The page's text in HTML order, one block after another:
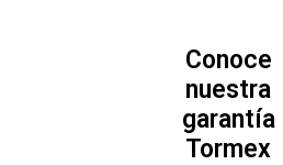
Conoce
nuestra
garantía
Tormex